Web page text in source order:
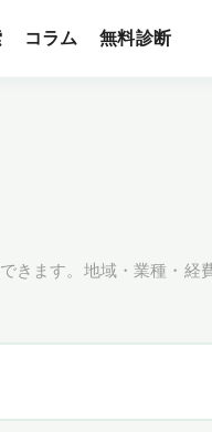
コラム 無料診断
きます。地域・業種・経